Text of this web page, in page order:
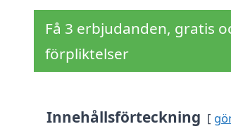
Få 3 erbjudanden, gratis
förpliktelser
Innehållsförteckning